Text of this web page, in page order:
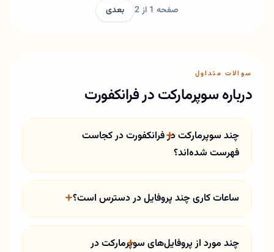
صفحه 1 از 2 بعدی
سوالات متداول
درباره سوپرمارکت در فرانکفورت
چند سوپرمارکت در فرانکفورت در کجاست
فهرست شده‌اند؟
ساعات کاری چند پروفایل در دسترس است؟
چند مورد از پروفایل‌های سوپرمارکت در